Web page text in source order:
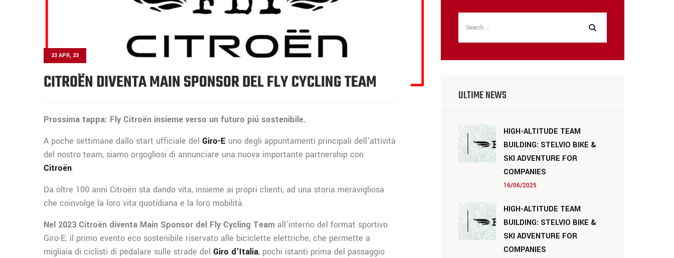
23 APR, 23
CITROËN DIVENTA MAIN SPONSOR DEL FLY CYCLING TEAM
Prossima tappa: Fly Citroën insieme verso un futuro piú sostenibile.
A poche settimane dallo start ufficiale del Giro-E uno degli appuntamenti principali dell’attività
del nostro team, siamo orgogliosi di annunciare una nuova importante partnership con
Citroën.
Da oltre 100 anni Citroën sta dando vita, insieme ai propri clienti, ad una storia meravigliosa
che coinvolge la loro vita quotidiana e la loro mobilità.
Nel 2023 Citroën diventa Main Sponsor del Fly Cycling Team all’interno del format sportivo
Giro-E; il primo evento eco sostenibile riservato alle biciclette elettriche, che permette a
migliaia di ciclisti di pedalare sulle strade del Giro d’Italia, pochi istanti prima del passaggio
ULTIME NEWS
HIGH-ALTITUDE TEAM
BUILDING: STELVIO BIKE &
SKI ADVENTURE FOR
COMPANIES
16/06/2025
HIGH-ALTITUDE TEAM
BUILDING: STELVIO BIKE &
SKI ADVENTURE FOR
COMPANIES